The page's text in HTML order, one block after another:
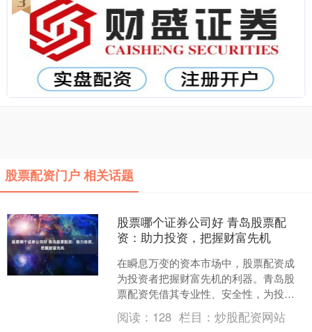
股票配资门户 相关话题
股票哪个证券公司好 青岛股票配
资：助力投资，把握财富先机
在瞬息万变的资本市场中，股票配资成
为投资者把握财富先机的利器。青岛股
票配资凭借其专业性、安全性，为投资
者提供资金杠杆，助力其放大收益。 专
业股票配资平台通常提供....
阅读： 128 栏目：炒股配资网站